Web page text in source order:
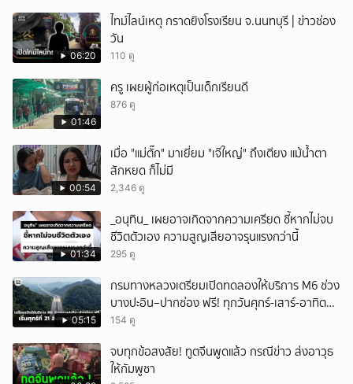
06:20
ไทม์ไลน์เหตุ กราดยิงโรงเรียน จ.นนทบุรี | ข่าวช่อง
วัน
110 ดู
01:46
ครู เผยผู้ก่อเหตุเป็นเด็กเรียนดี
876 ดู
00:54
เมื่อ "แม่ตั๊ก" มาเยี่ยม "เจ๊ใหญ่" ถึงเตียง แม้น้ำตา
สักหยด ก็ไม่มี
2,346 ดู
01:34
_อนุทิน_ เผยอาจเกิดจากความเครียด ชี้หากไม่จบ
ชีวิตตัวเอง ความสูญเสียอาจรุนแรงกว่านี้
295 ดู
05:15
กรมทางหลวงเตรียมเปิดทดลองให้บริการ M6 ช่วง
บางปะอิน–ปากช่อง ฟรี! ทุกวันศุกร์-เสาร์-อาทิตย์
เริ่มศุกร์ที่ 21 สิงหาคม 2569 นี้
154 ดู
จบทุกข้อสงสัย! ทูตจีนพูดแล้ว กรณีข่าว ส่งอาวุธ
ให้กัมพูชา